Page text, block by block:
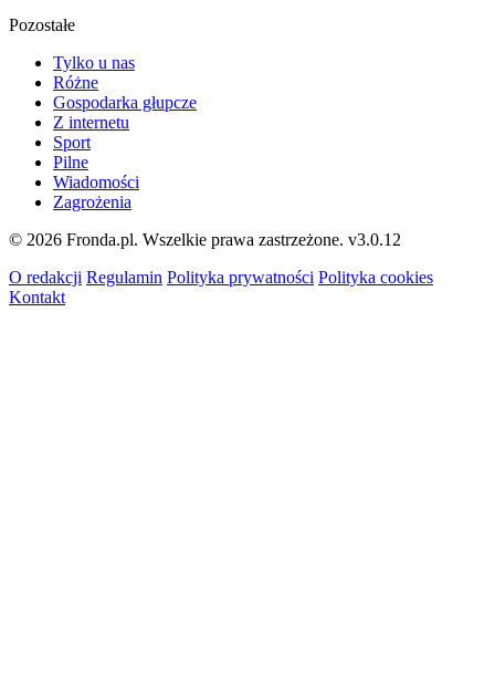
Pozostałe
Tylko u nas
Różne
Gospodarka głupcze
Z internetu
Sport
Pilne
Wiadomości
Zagrożenia
© 2026 Fronda.pl. Wszelkie prawa zastrzeżone. v3.0.12
O redakcji Regulamin Polityka prywatności Polityka cookies
Kontakt